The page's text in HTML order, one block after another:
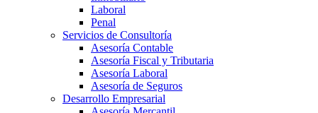
Laboral
Penal
Servicios de Consultoría
Asesoría Contable
Asesoría Fiscal y Tributaria
Asesoría Laboral
Asesoría de Seguros
Desarrollo Empresarial